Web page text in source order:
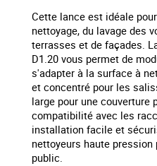
Cette lance est idéale
nettoyage, du lavage des
terrasses et de façades.
D1.20 vous permet de
s'adapter à la surface à
et concentré pour les
large pour une couverture
compatibilité avec les
installation facile et
nettoyeurs haute
public.